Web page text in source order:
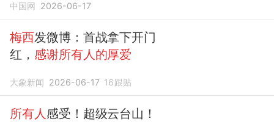
社
中国网 2026-06-17
梅西发微博：首战拿下开门
红， 感谢所有人的厚爱
大象新闻 2026-06-17 16跟贴
所有人 感受！超级云台山！